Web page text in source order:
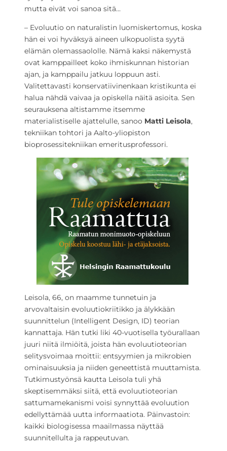
mutta eivät voi sanoa sitä…
– Evoluutio on naturalistin luomiskertomus, koska
hän ei voi hyväksyä aineen ulkopuolista syytä
elämän olemassaololle. Nämä kaksi näkemystä
ovat kamppailleet koko ihmiskunnan historian
ajan, ja kamppailu jatkuu loppuun asti.
Valitettavasti konservatiivinenkaan kristikunta ei
halua nähdä vaivaa ja opiskella näitä asioita. Sen
seurauksena altistamme itsemme
materialistiselle ajattelulle, sanoo Matti Leisola,
tekniikan tohtori ja Aalto-yliopiston
bioprosessitekniikan emeritusprofessori.
Leisola, 66, on maamme tunnetuin ja
arvovaltaisin evoluutiokriitikko ja älykkään
suunnittelun (Intelligent Design, ID) teorian
kannattaja. Hän tutki liki 40-vuotisella työurallaan
juuri niitä ilmiöitä, joista hän evoluutioteorian
selitysvoimaa moittii: entsyymien ja mikrobien
ominaisuuksia ja niiden geneettistä muuttamista.
Tutkimustyönsä kautta Leisola tuli yhä
skeptisemmäksi siitä, että evoluutioteorian
sattumamekanismi voisi synnyttää evoluution
edellyttämää uutta informaatiota. Päinvastoin:
kaikki biologisessa maailmassa näyttää
suunnitellulta ja rappeutuvan.